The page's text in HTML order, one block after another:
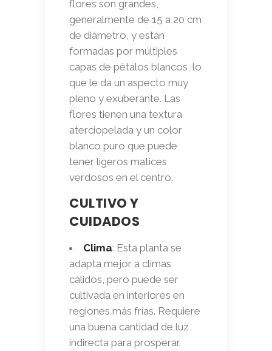
flores son grandes,
generalmente de 15 a 20 cm
de diámetro, y están
formadas por múltiples
capas de pétalos blancos, lo
que le da un aspecto muy
pleno y exuberante. Las
flores tienen una textura
aterciopelada y un color
blanco puro que puede
tener ligeros matices
verdosos en el centro.
CULTIVO Y
CUIDADOS
Clima: Esta planta se
adapta mejor a climas
cálidos, pero puede ser
cultivada en interiores en
regiones más frías. Requiere
una buena cantidad de luz
indirecta para prosperar.